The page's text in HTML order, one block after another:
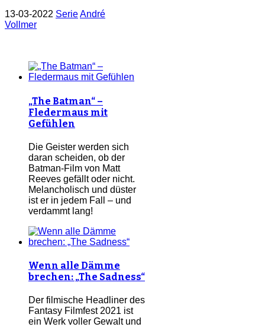
13-03-2022 SerieAndré
Vollmer
„The Batman“ –
Fledermaus mit
Gefühlen
Die Geister werden sich
daran scheiden, ob der
Batman-Film von Matt
Reeves gefällt oder nicht.
Melancholisch und düster
ist er in jedem Fall – und
verdammt lang!
Wenn alle Dämme
brechen: „The Sadness“
Der filmische Headliner des
Fantasy Filmfest 2021 ist
ein Werk voller Gewalt und